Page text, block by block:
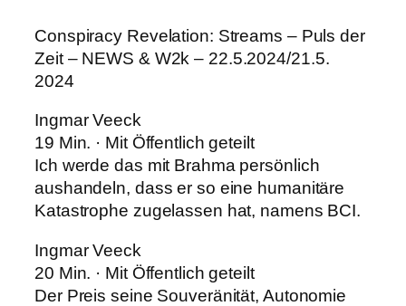
Conspiracy Revelation: Streams – Puls der
Zeit – NEWS & W2k – 22.5.2024/21.5.
2024
Ingmar Veeck
19 Min. · Mit Öffentlich geteilt
Ich werde das mit Brahma persönlich
aushandeln, dass er so eine humanitäre
Katastrophe zugelassen hat, namens BCI.
Ingmar Veeck
20 Min. · Mit Öffentlich geteilt
Der Preis seine Souveränität, Autonomie